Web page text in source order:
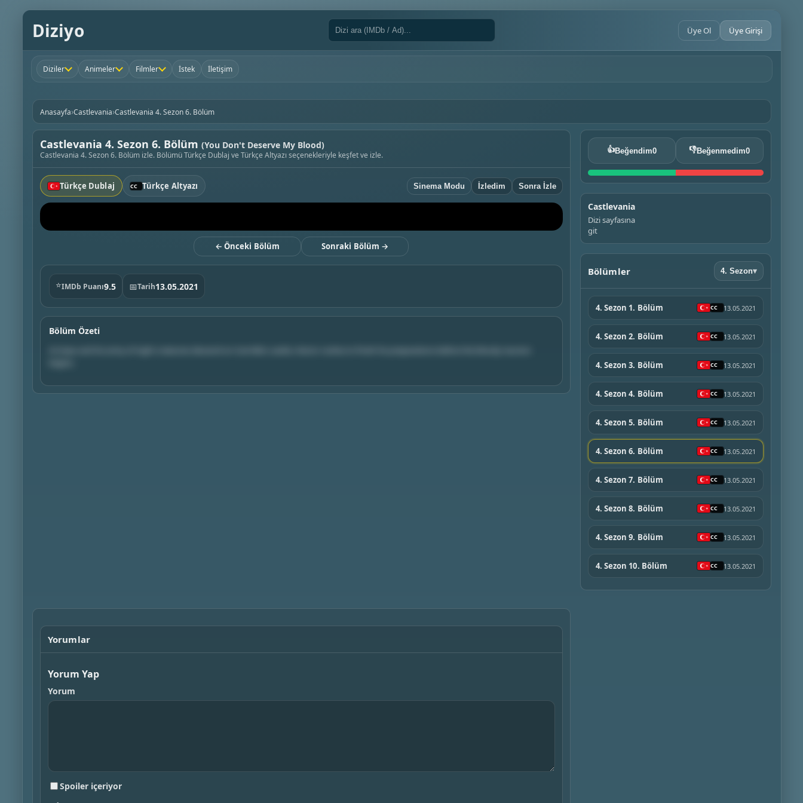
Diziyo Üye Ol Üye Girişi
Diziler Animeler Filmler İstek İletişim
Anasayfa›Castlevania›Castlevania 4. Sezon 6. Bölüm
Castlevania 4. Sezon 6. Bölüm (You Don't Deserve My Blood)
Castlevania 4. Sezon 6. Bölüm izle. Bölümü Türkçe Dublaj ve Türkçe Altyazı seçenekleriyle keşfet ve izle.
Türkçe Dublaj Türkçe Altyazı Sinema Modu İzledim Sonra İzle
← Önceki Bölüm Sonraki Bölüm →
⭐IMDb Puanı9.5 📅Tarih13.05.2021
Bölüm Özeti
👍Beğendim0 👎Beğenmedim0
Castlevania
Dizi sayfasına
git
Bölümler 4. Sezon▾
4. Sezon 1. Bölüm 13.05.2021
4. Sezon 2. Bölüm 13.05.2021
4. Sezon 3. Bölüm 13.05.2021
4. Sezon 4. Bölüm 13.05.2021
4. Sezon 5. Bölüm 13.05.2021
4. Sezon 6. Bölüm 13.05.2021
4. Sezon 7. Bölüm 13.05.2021
4. Sezon 8. Bölüm 13.05.2021
4. Sezon 9. Bölüm 13.05.2021
4. Sezon 10. Bölüm 13.05.2021
Yorumlar
Yorum Yap
Yorum
Spoiler içeriyor